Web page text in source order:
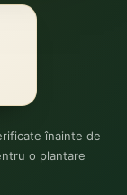
înainte de
o plantare